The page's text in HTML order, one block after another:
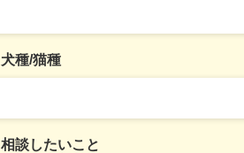
犬種/猫種
相談したいこと